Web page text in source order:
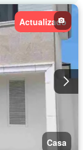
Actualizado
Casa